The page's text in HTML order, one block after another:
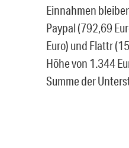
Einnahmen
Paypal (792,69
Euro) und Flattr
Höhe von 1.344
Summe der